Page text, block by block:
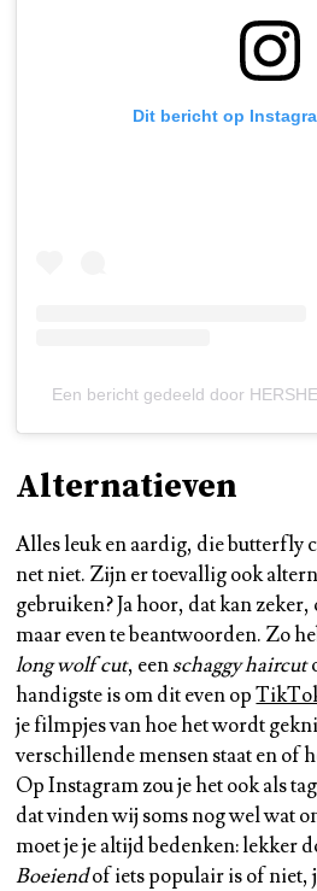
Dit bericht op
Een bericht gedeeld door
Alternatieven
Alles leuk en aardig, die butterfly
net niet. Zijn er toevallig ook
gebruiken? Ja hoor, dat kan
maar even te beantwoorden. Zo
long wolf cut, eenschaggy haircut
handigste is om dit even op
je filmpjes van hoe het wordt
verschillende mensen staat en of
Op Instagram zou je het ook als
dat vinden wij soms nog wel wat
moet je je altijd bedenken: lekker
Boeiendof iets populair is of niet,